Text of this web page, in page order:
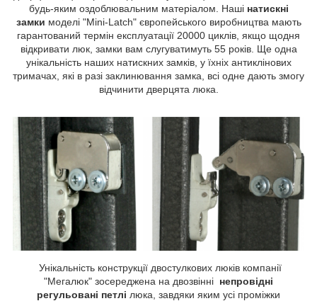
будь-яким оздоблювальним матеріалом. Наші натискні
замки моделі "Mini-Latch" європейського виробництва мають
гарантований термін експлуатації 20000 циклів, якщо щодня
відкривати люк, замки вам слугуватимуть 55 років. Ще одна
унікальність наших натискних замків, у їхніх антиклінових
тримачах, які в разі заклинювання замка, всі одне дають змогу
відчинити дверцята люка.
Унікальність конструкції двостулкових люків компанії
"Мегалюк" зосереджена на двозвінні непровідні
регульовані петлі люка, завдяки яким усі проміжки